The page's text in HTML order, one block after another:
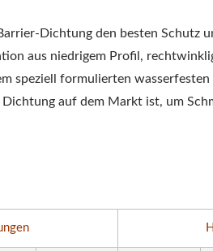
Dichtung den besten Schutz
aus niedrigem Profil,
speziell formulierten
auf dem Markt ist, um